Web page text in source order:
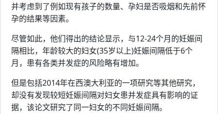
并考虑到了例如现有孩子的数量、孕妇是否吸烟和先前怀
孕的结果等因素。
尽管如此，他们得出的结论显示，与12-24个月的妊娠间
隔相比，年龄较大的妇女(35岁以上)妊娠间隔低于6个
月，患有各类并发症的风险略有增加。
但是包括2014年在西澳大利亚的一项研究等其他研究，
却没有发现较短妊娠间隔对妇女患并发症具有影响的证
据，该论文研究了同一妇女的不同妊娠间隔。